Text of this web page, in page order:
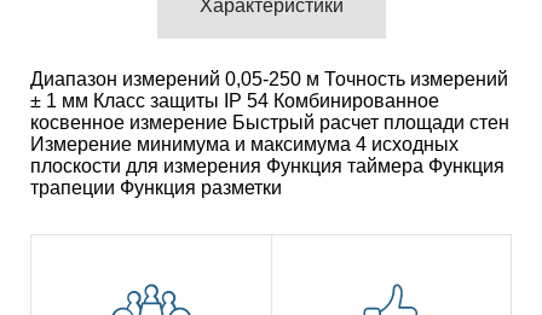
Характеристики
Диапазон измерений 0,05-250 м Точность измерений
± 1 мм Класс защиты IP 54 Комбинированное
косвенное измерение Быстрый расчет площади стен
Измерение минимума и максимума 4 исходных
плоскости для измерения Функция таймера Функция
трапеции Функция разметки